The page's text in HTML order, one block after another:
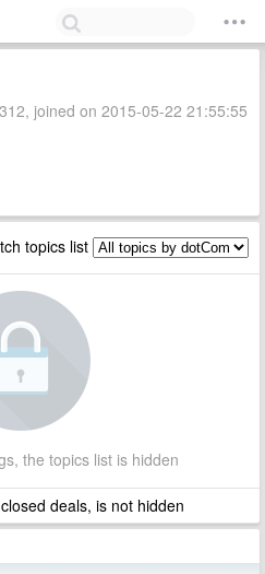
joined on 2015-05-22 21:55:55
topics list
the topics list is hidden
deals, is not hidden